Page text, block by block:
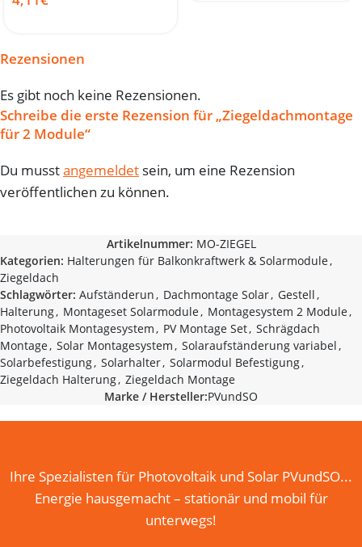
Rezensionen
Es gibt noch keine Rezensionen.
Schreibe die erste Rezension für „Ziegeldachmontage
für 2 Module“
Du musstangemeldet sein, um eine Rezension
veröffentlichen zu können.
Artikelnummer: MO-ZIEGEL
Kategorien: Halterungen für Balkonkraftwerk & Solarmodule,
Ziegeldach
Schlagwörter: Aufständerun, Dachmontage Solar, Gestell,
Halterung, Montageset Solarmodule, Montagesystem 2 Module,
Photovoltaik Montagesystem, PV Montage Set, Schrägdach
Montage, Solar Montagesystem, Solaraufständerung variabel,
Solarbefestigung, Solarhalter, Solarmodul Befestigung,
Ziegeldach Halterung, Ziegeldach Montage
Marke / Hersteller:PVundSO
Ihre Spezialisten für Photovoltaik und Solar PVundSO...
Energie hausgemacht – stationär und mobil für
unterwegs!